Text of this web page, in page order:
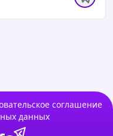
соглашение
данных